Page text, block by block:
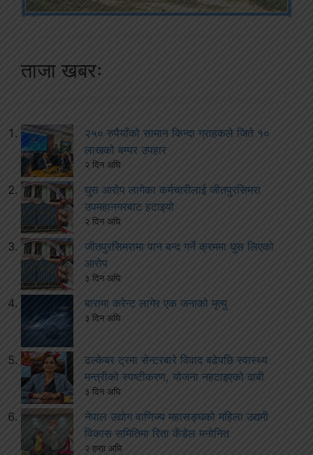
ताजा खबरः
२५० रुपैयाँको सामान किन्दा ग्राहकले जिते १०
लाखको बम्पर उपहार
२ दिन अघि
घुस आरोप लागेका कर्मचारीलाई जीतपुरसिमरा
उपमहानगरबाट हटाइयो
२ दिन अघि
जीतपुरसिमरामा पान बन्द गर्ने क्रममा घुस लिएको
आरोप
३ दिन अघि
बारामा करेन्ट लागेर एक जनाको मृत्यु
३ दिन अघि
ढल्केबर ट्रमा सेन्टरबारे विवाद बढेपछि स्वास्थ्य
मन्त्रीको स्पष्टीकरण, योजना नहटाइएको दाबी
३ दिन अघि
नेपाल उद्योग वाणिज्य महासङ्घको महिला उद्यमी
विकास समितिमा रिता कँडेल मनोनित
२ हप्ता अघि